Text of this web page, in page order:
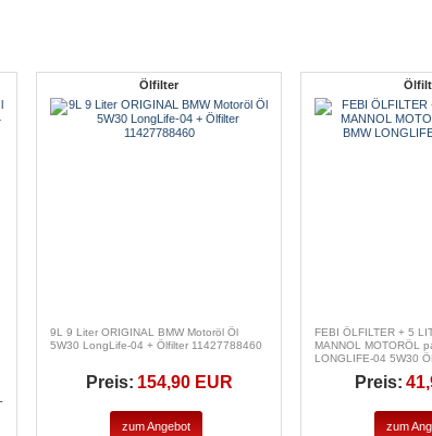
Ölfilter
9L 9 Liter ORIGINAL BMW Motoröl Öl
5W30 LongLife-04 + Ölfilter 11427788460
Preis: 154,90 EUR
zum Angebot
FEBI ÖLFILTER + 5
MANNOL MOTORÖL
LONGLIFE-04 5W30 ÖL
Preis:
zum